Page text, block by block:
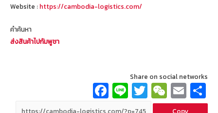
Website : https://cambodia-logistics.com/
คำค้นหา
ส่งสินค้าไปกัมพูชา
Share on social networks
Fa
ce
Li
n
T
wi
W
e
E
m